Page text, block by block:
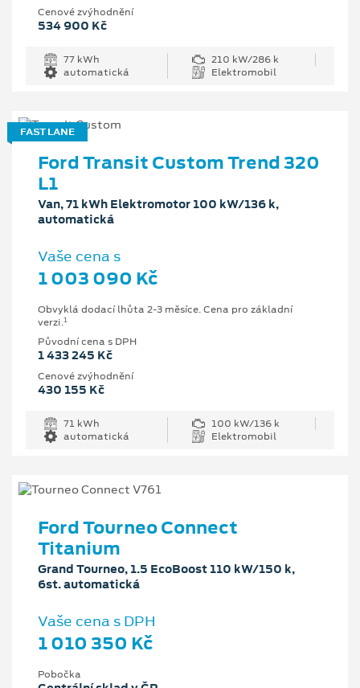
Cenové zvýhodnění
534 900 Kč
77 kWh
210 kW/286 k
automatická
Elektromobil
FAST LANE
Ford Transit Custom Trend 320
L1
Van, 71 kWh Elektromotor 100 kW/136 k,
automatická
Vaše cena s
1 003 090 Kč
Obvyklá dodací lhůta 2-3 měsíce. Cena pro základní
verzi.1
Původní cena s DPH
1 433 245 Kč
Cenové zvýhodnění
430 155 Kč
71 kWh
100 kW/136 k
automatická
Elektromobil
Ford Tourneo Connect
Titanium
Grand Tourneo, 1.5 EcoBoost 110 kW/150 k,
6st. automatická
Vaše cena s DPH
1 010 350 Kč
Pobočka